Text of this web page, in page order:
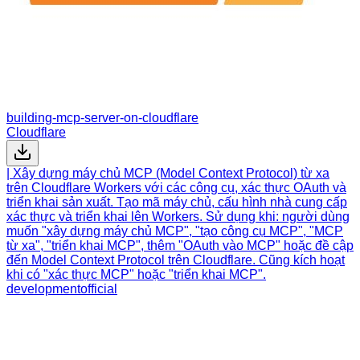
building-mcp-server-on-cloudflare
Cloudflare
| Xây dựng máy chủ MCP (Model Context Protocol) từ xa
trên Cloudflare Workers với các công cụ, xác thực OAuth và
triển khai sản xuất. Tạo mã máy chủ, cấu hình nhà cung cấp
xác thực và triển khai lên Workers. Sử dụng khi: người dùng
muốn "xây dựng máy chủ MCP", "tạo công cụ MCP", "MCP
từ xa", "triển khai MCP", thêm "OAuth vào MCP" hoặc đề cập
đến Model Context Protocol trên Cloudflare. Cũng kích hoạt
khi có "xác thực MCP" hoặc "triển khai MCP".
developmentofficial